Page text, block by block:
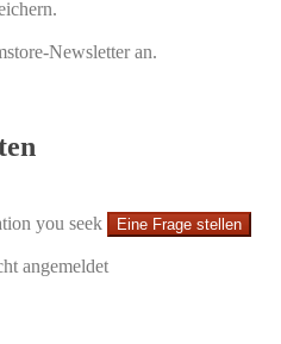
Newsletter an.
you seek Eine Frage stellen
angemeldet